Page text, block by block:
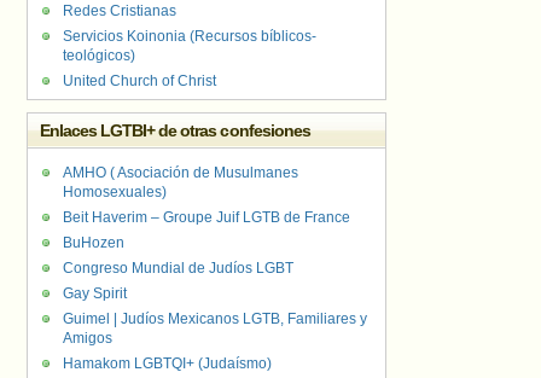
Redes Cristianas
Servicios Koinonia (Recursos bíblicos-
teológicos)
United Church of Christ
Enlaces LGTBI+ de otras confesiones
AMHO ( Asociación de Musulmanes
Homosexuales)
Beit Haverim – Groupe Juif LGTB de France
BuHozen
Congreso Mundial de Judíos LGBT
Gay Spirit
Guimel | Judíos Mexicanos LGTB, Familiares y
Amigos
Hamakom LGBTQI+ (Judaísmo)